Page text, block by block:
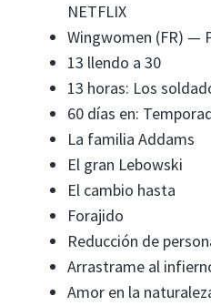
NETFLIX
Wingwomen (FR) —
13 llendo a 30
13 horas: Los
60 días en:
La familia Addams
El gran Lebowski
El cambio hasta
Forajido
Reducción de
Arrastrame al
Amor en la